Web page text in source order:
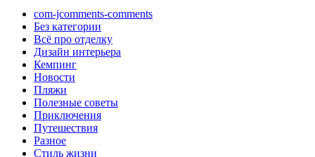
com-jcomments-comments
Без категории
Всё про отделку
Дизайн интерьера
Кемпинг
Новости
Пляжи
Полезные советы
Приключения
Путешествия
Разное
Стиль жизни